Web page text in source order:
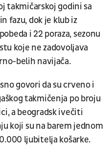
takmičarskoj godini sa
fazu, dok je klub iz
i 22 poraza, sezonu
koje ne zadovoljava
belih navijača.
govori da su crveno i
takmičenja po broju
a beogradsk ivečiti
koji su na barem jednom
ljubitelja košarke.